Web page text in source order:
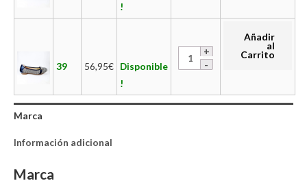
!
39 56,95€ Disponible
!
Añadir
al
Carrito
Marca
Información adicional
Marca